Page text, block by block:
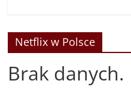
Netflix w Polsce
Brak danych.